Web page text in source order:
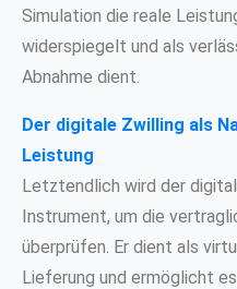
Simulation die reale
widerspiegelt und als
Abnahme dient.
Der digitale Zwilling als
Leistung
Letztendlich wird der
Instrument, um die
überprüfen. Er dient als
Lieferung und ermöglicht